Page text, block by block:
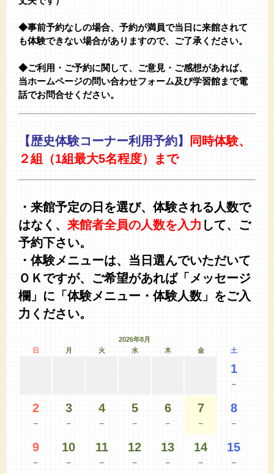
◆事前予約なしの場合、予約が満員で当日に来館されて
も体験できない場合がありますので、ご了承ください。
◆ご利用・ご予約に関して、ご意見・ご感想があれば、
当ホームページの問い合わせフォーム及び学習館まで電
話でお問合せください。
【歴史体験コーナー利用予約】
同時体験、
２組（1組最大5名程度）まで
・来館予定の日を選び、体験される人数で
はなく、 来館者全員の人数を入力 して、ご
予約下さい。
・体験メニューは、当日選んでいただいて
ＯＫですが、ご希望があれば「メッセージ
欄」に「体験メニュー・体験人数」をご入
力ください。
2026年8月
日
月 火 水 木 金 土
1
－
2
－
3
－
4
－
5
－
6
－
7
－
8
－
9
－
10
－
11
－
12
－
13
－
14
－
15
－